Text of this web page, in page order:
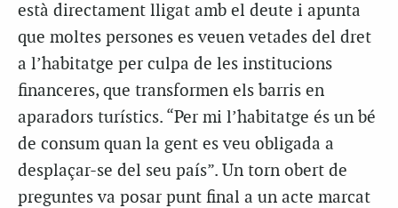
està directament lligat amb el deute i apunta
que moltes persones es veuen vetades del dret
a l’habitatge per culpa de les institucions
financeres, que transformen els barris en
aparadors turístics. “Per mi l’habitatge és un bé
de consum quan la gent es veu obligada a
desplaçar-se del seu país”. Un torn obert de
preguntes va posar punt final a un acte marcat